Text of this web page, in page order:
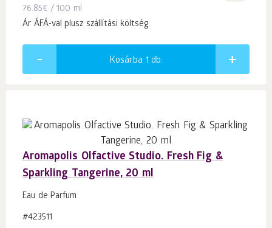
76.85€ / 100 ml
Ár ÁFÁ-val plusz szállítási költség
Kosárba 1 db.
Aromapolis Olfactive Studio. Fresh Fig &
Sparkling Tangerine, 20 ml
Eau de Parfum
#423511